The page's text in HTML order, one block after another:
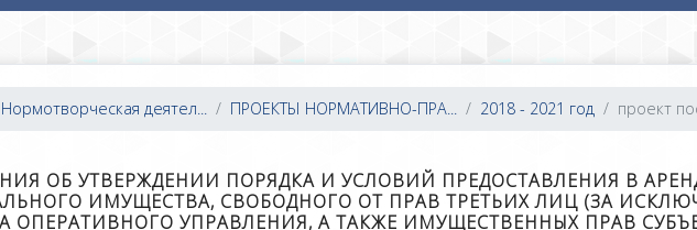
Нормотворческая деятел... ПРОЕКТЫ НОРМАТИВНО-ПРА... 2018 - 2021 год проект
ОБ УТВЕРЖДЕНИИ ПОРЯДКА И УСЛОВИЙ ПРЕДОСТАВЛЕНИЯ В
ИМУЩЕСТВА, СВОБОДНОГО ОТ ПРАВ ТРЕТЬИХ ЛИЦ (ЗА
ОПЕРАТИВНОГО УПРАВЛЕНИЯ, А ТАКЖЕ ИМУЩЕСТВЕННЫХ ПРАВ